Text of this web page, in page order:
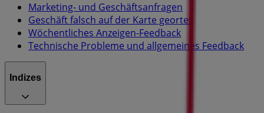
Marketing- und Geschäftsanfragen
Geschäft falsch auf der Karte geortet
Wöchentliches Anzeigen-Feedback
Technische Probleme und allgemeines Feedback
Indizes